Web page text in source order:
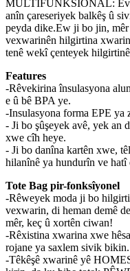
MULTIFUNKSIONAL: Ev
anîn çareseriyek balkêş û
peyda dike.Ew ji bo jin,
vexwarinên hilgirtina
tenê wekî çenteyek
Features
-Rêvekirina însulasyona
e û bê BPA ye.
-Insulasyona forma EPE ya
- Ji bo şûşeyek avê, yek an
xwe cîh heye.
- Ji bo danîna kartên xwe,
hilanînê ya hundurîn ve hatî
Tote Bag pir-fonksîyonel
-Rêweyek moda ji bo
vexwarin, di heman demê
mêr, keç û xortên ciwan!
-Rêxistina xwarina xwe
rojane ya saxlem sivik bikin.
-Têkêşê xwarinê yê